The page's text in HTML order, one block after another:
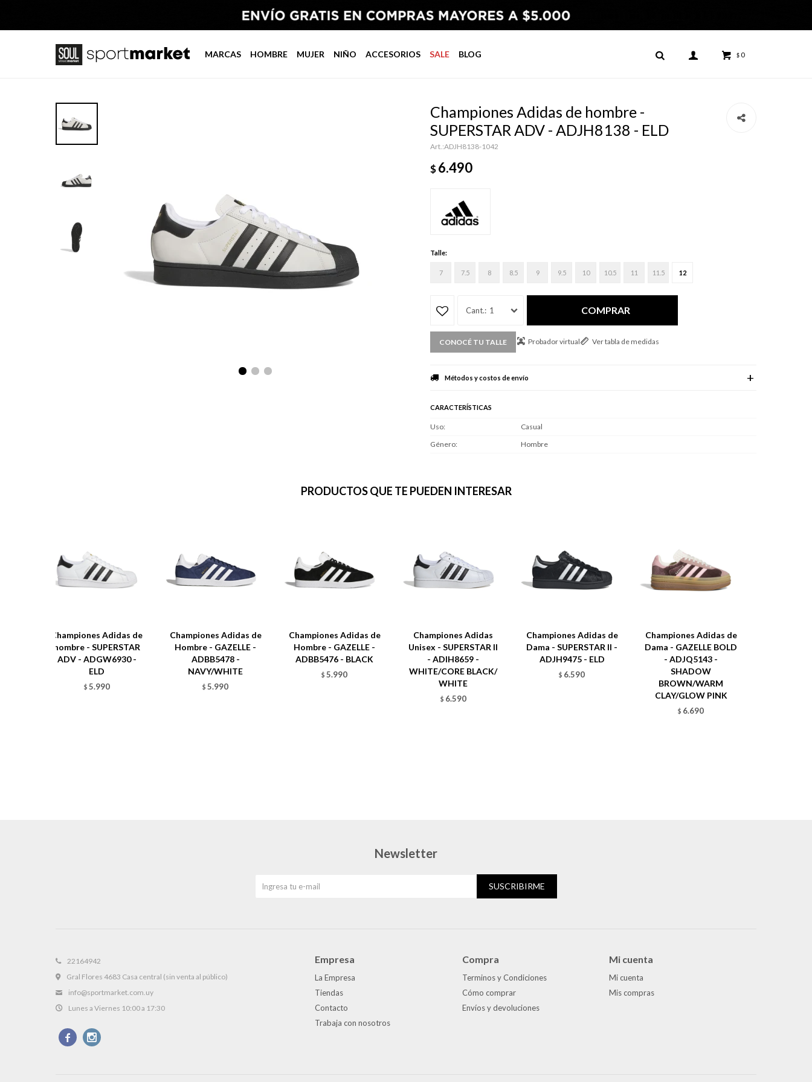
MARCAS HOMBRE MUJER NIÑO ACCESORIOS SALE BLOG $ 0
Championes Adidas de hombre -
SUPERSTAR ADV - ADJH8138 - ELD
ADJH8138-1042
$6.490
Talle:
7 7.5 8 8.5 9 9.5 10 10.5 11 11.5 12
1 COMPRAR
CONOCÉ TU TALLE Probador virtual Ver tabla de medidas
Métodos y costos de envío
CARACTERÍSTICAS
Uso
Casual
Género
Hombre
PRODUCTOS QUE TE PUEDEN INTERESAR
Championes Adidas de
hombre - SUPERSTAR
ADV - ADGW6930 -
ELD
$ 5.990
Championes Adidas de
Hombre - GAZELLE -
ADBB5478 -
NAVY/WHITE
$ 5.990
Championes Adidas de
Hombre - GAZELLE -
ADBB5476 - BLACK
$ 5.990
Championes Adidas
Unisex - SUPERSTAR II
- ADIH8659 -
WHITE/CORE BLACK/
WHITE
$ 6.590
Championes Adidas de
Dama - SUPERSTAR II -
ADJH9475 - ELD
$ 6.590
Championes Adidas de
Dama - GAZELLE BOLD
- ADJQ5143 -
SHADOW
BROWN/WARM
CLAY/GLOW PINK
$ 6.690
22164942
Gral Flores 4683 Casa central (sin venta al público)
info@sportmarket.com.uy
Lunes a Viernes 10:00 a 17:30
 
Empresa
La Empresa
Tiendas
Contacto
Trabaja con nosotros
Compra
Terminos y Condiciones
Cómo comprar
Envíos y devoluciones
Mi cuenta
Mi cuenta
Mis compras
Newsletter
SUSCRIBIRME